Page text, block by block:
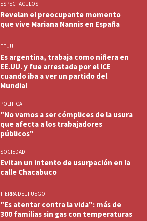
ESPECTACULOS
Revelan el preocupante momento
que vive Mariana Nannis en España
EEUU
Es argentina, trabaja como niñera en
EE.UU. y fue arrestada por el ICE
cuando iba a ver un partido del
Mundial
POLITICA
"No vamos a ser cómplices de la usura
que afecta a los trabajadores
públicos"
SOCIEDAD
Evitan un intento de usurpación en la
calle Chacabuco
TIERRA DEL FUEGO
"Es atentar contra la vida": más de
300 familias sin gas con temperaturas